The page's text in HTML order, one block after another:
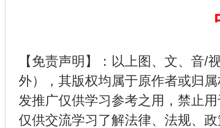
【免责声明】：以上图、文、音/
外），其版权均属于原作者或归
发推广仅供学习参考之用，禁止
仅供交流学习了解法律、法规、
一批国家标准开始实施 从